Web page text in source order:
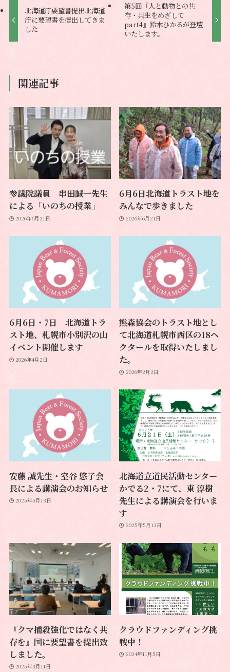
北海道庁要望書提出北海道
庁に要望書を提出してきま
した
第5回『人と動物との共
存・共生をめざして
part4』鈴木ひかるが登壇
いたします。
関連記事
参議院議員 串田誠一先生
による「いのちの授業」
2026年6月21日
6月6日北海道トラスト地を
みんなで歩きました
2026年6月21日
6月6日・7日 北海道トラ
スト地、札幌市小別沢の山
イベント開催します
2026年4月2日
熊森協会のトラスト地とし
て北海道札幌市西区の18ヘ
クタールを取得いたしまし
た。
2026年2月2日
安藤 誠先生・室谷 悠子会
長による講演会のお知らせ
2025年5月13日
北海道立道民活動センター
かでる2・7にて、東 淳樹
先生による講演会を行いま
す
2025年5月13日
『クマ捕殺強化ではなく共
存を』国に要望書を提出致
しました。
2025年3月11日
クラウドファンディング挑
戦中！
2024年11月5日